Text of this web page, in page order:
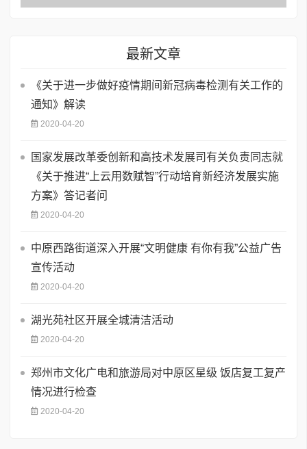
最新文章
《关于进一步做好疫情期间新冠病毒检测有关工作的
通知》解读
2020-04-20
国家发展改革委创新和高技术发展司有关负责同志就
《关于推进“上云用数赋智”行动培育新经济发展实施
方案》答记者问
2020-04-20
中原西路街道深入开展“文明健康 有你有我”公益广告
宣传活动
2020-04-20
湖光苑社区开展全城清洁活动
2020-04-20
郑州市文化广电和旅游局对中原区星级 饭店复工复产
情况进行检查
2020-04-20